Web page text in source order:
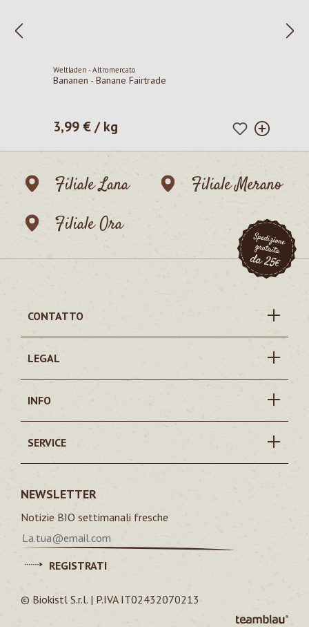
Weltladen - Altromercato
Bananen - Banane Fairtrade
Prezzo normale:
3,99 € / kg
Filiale Lana
Filiale Merano
Filiale Ora
CONTATTO
LEGAL
INFO
SERVICE
NEWSLETTER
Notizie BIO settimanali fresche
REGISTRATI
© Biokistl S.r.l. | P.IVA IT02432070213